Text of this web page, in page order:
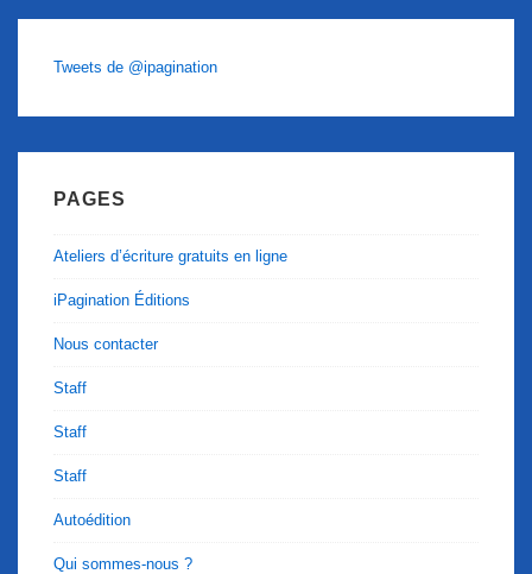
Tweets de @ipagination
PAGES
Ateliers d’écriture gratuits en ligne
iPagination Éditions
Nous contacter
Staff
Staff
Staff
Autoédition
Qui sommes-nous ?